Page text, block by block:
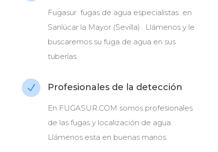
Fugasur fugas de agua especialistas en
Sanlúcar la Mayor (Sevilla) . Llámenos y le
buscaremos su fuga de agua en sus
tuberías.
N Profesionales de la detección
En FUGASUR.COM somos profesionales
de las fugas y localización de agua.
Llámenos esta en buenas manos.